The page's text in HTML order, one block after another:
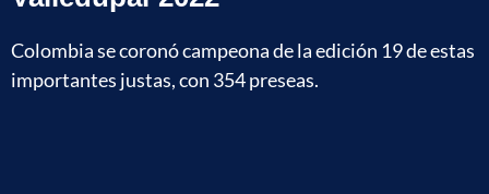
Colombia se coronó campeona de la edición 19 de estas
importantes justas, con 354 preseas.